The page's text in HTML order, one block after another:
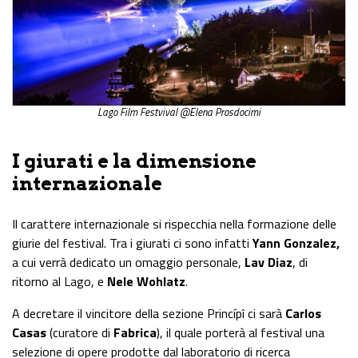
Lago Film Festvival @Elena Prosdocimi
I giurati e la dimensione
internazionale
Il carattere internazionale si rispecchia nella formazione delle
giurie del festival. Tra i giurati ci sono infattiYann Gonzalez,
a cui verrà dedicato un omaggio personale, Lav Diaz, di
ritorno al Lago, e Nele Wohlatz.
A decretare il vincitore della sezione Princípî ci sarà Carlos
Casas(curatore di Fabrica), il quale porterà al festival una
selezione di opere prodotte dal laboratorio di ricerca